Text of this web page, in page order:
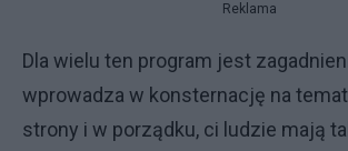
Reklama
Dla wielu ten program jest
wprowadza w konsternację na
strony i w porządku, ci ludzie mają